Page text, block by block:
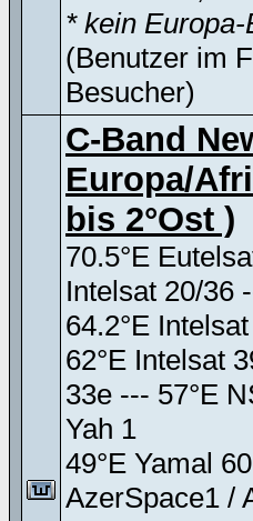
* kein
(Benutzer im
Besucher)
C-Band
Europa/
bis 2°Ost )
70.5°E
Intelsat 20/36
64.2°E
62°E Intelsat
33e --- 57°E
Yah 1
49°E Yamal
AzerSpace1 /